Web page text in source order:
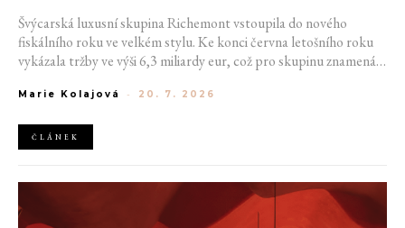
Švýcarská luxusní skupina Richemont vstoupila do nového
fiskálního roku ve velkém stylu. Ke konci června letošního roku
vykázala tržby ve výši 6,3 miliardy eur, což pro skupinu znamená
luxusním zůstává i přes přetrvávající ekonomickou nejistotu
Marie Kolajová - 20. 7. 2026
ČLÁNEK